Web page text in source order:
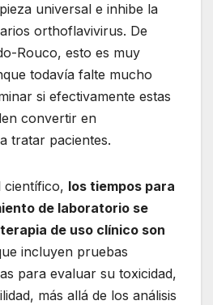
universal e inhibe la
orthoflavivirus. De
Rouco, esto es muy
todavía falte mucho
si efectivamente estas
convertir en
tratar pacientes.
científico, los tiempos para
de laboratorio se
de uso clínico son
incluyen pruebas
para evaluar su toxicidad,
más allá de los análisis